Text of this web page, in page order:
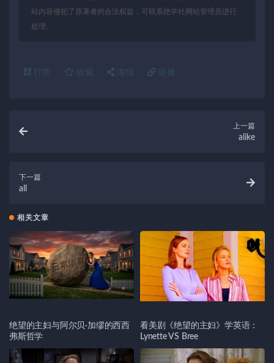
站内容侵犯了原著者的合法权益，可联系绝学社网站管理员进行
处理。
打赏 收藏 海报 链接
上一篇
alike
下一篇
all
相关文章
绝望的主妇与阿尔贝·加缪的西西
弗斯哲学
看美剧《绝望的主妇》学英语：
Lynette VS Bree